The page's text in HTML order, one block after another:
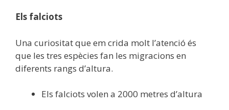
Els falciots
Una curiositat que em crida molt l’atenció és
que les tres espècies fan les migracions en
diferents rangs d’altura.
Els falciots volen a 2000 metres d’altura